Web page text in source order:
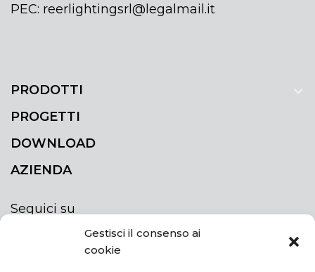
Gestisci il consenso ai
cookie
PEC: reerlightingsrl@legalmail.it
PRODOTTI
PROGETTI
DOWNLOAD
AZIENDA
Seguici su